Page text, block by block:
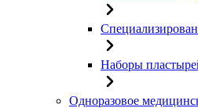
Наборы
Одноразовое